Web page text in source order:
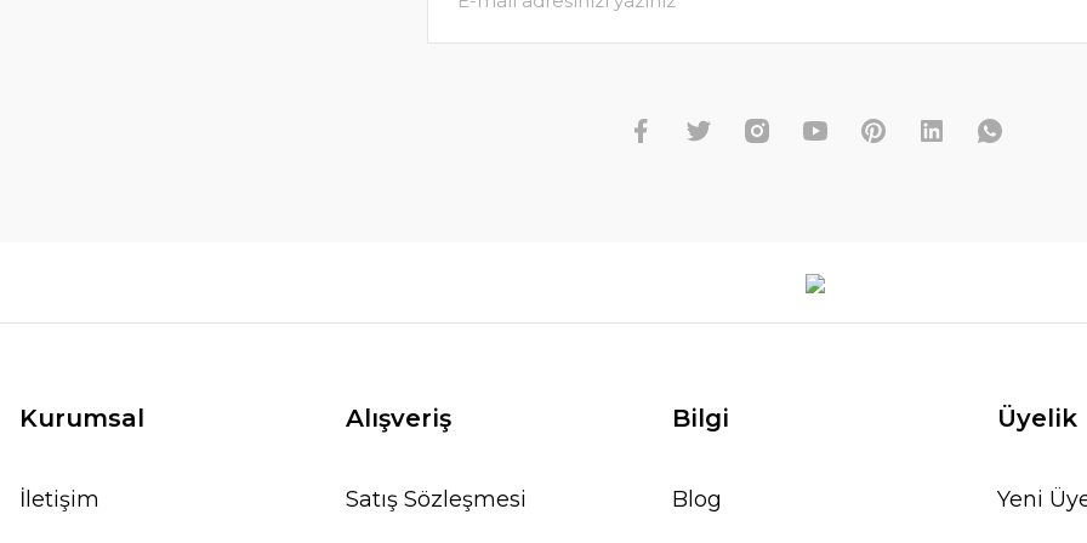
Kurumsal
İletişim
Alışveriş
Satış Sözleşmesi
Bilgi
Blog
Üyelik
Yeni